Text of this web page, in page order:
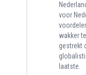
voor
wakker
gestrekt
laatste.